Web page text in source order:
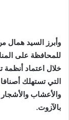
وأبرز السيد همال
للمحافظة على
خلال اعتماد أنظمة
التي تستهلك
والأعشاب والأشجار
بالآزوت.